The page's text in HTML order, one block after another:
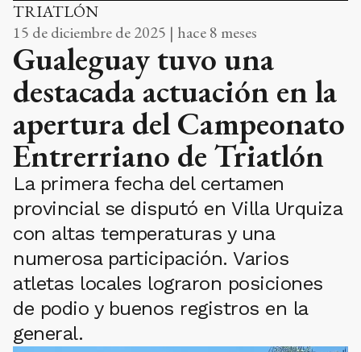
TRIATLÓN
15 de diciembre de 2025 | hace 8 meses
Gualeguay tuvo una
destacada actuación en la
apertura del Campeonato
Entrerriano de Triatlón
La primera fecha del certamen
provincial se disputó en Villa Urquiza
con altas temperaturas y una
numerosa participación. Varios
atletas locales lograron posiciones
de podio y buenos registros en la
general.